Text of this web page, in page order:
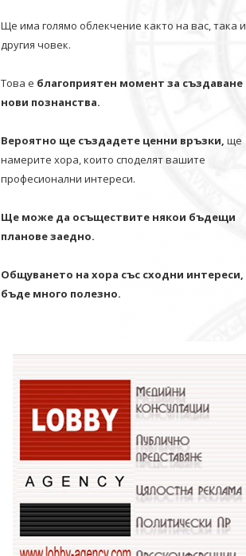
Ще има голямо облекчение както на вас, така
другия човек.
Това е благоприятен момент за създаване
нови познанства.
Вероятно ще създадете ценни връзки, ще
намерите хора, които споделят вашите
професионални интереси.
Ще може да осъществите някои бъдещи
планове заедно.
Общуването на хора със сходни
бъде много полезно.